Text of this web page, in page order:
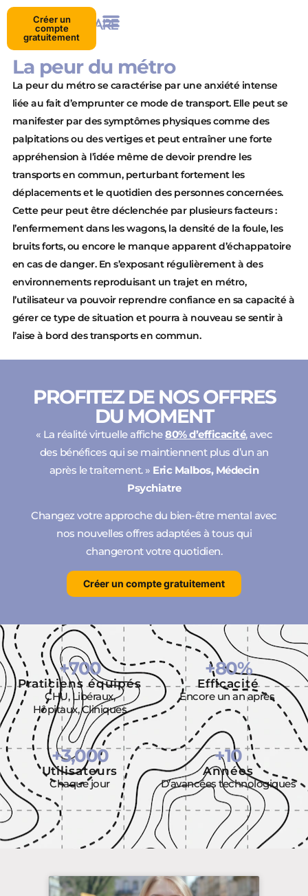
Créer un
compte
gratuitement
La peur du métro
La peur du métro se caractérise par une anxiété intense
liée au fait d’emprunter ce mode de transport. Elle peut se
manifester par des symptômes physiques comme des
palpitations ou des vertiges et peut entraîner une forte
appréhension à l’idée même de devoir prendre les
transports en commun, perturbant fortement les
déplacements et le quotidien des personnes concernées.
Cette peur peut être déclenchée par plusieurs facteurs :
l’enfermement dans les wagons, la densité de la foule, les
bruits forts, ou encore le manque apparent d’échappatoire
en cas de danger. En s’exposant régulièrement à des
environnements reproduisant un trajet en métro,
l’utilisateur va pouvoir reprendre confiance en sa capacité à
gérer ce type de situation et pourra à nouveau se sentir à
l’aise à bord des transports en commun.
PROFITEZ DE NOS OFFRES
DU MOMENT
« La réalité virtuelle affiche80% d’efficacité, avec
des bénéfices qui se maintiennent plus d’un an
après le traitement. » Eric Malbos, Médecin
Psychiatre
Changez votre approche du bien-être mental avec
nos nouvelles offres adaptées à tous qui
changeront votre quotidien.
Créer un compte gratuitement
+700
Praticiens équipés
CHU, Libéraux,
Hôpitaux, Cliniques
+80%
Efficacité
Encore un an après
+3,000
Utilisateurs
Chaque jour
+10
Années
D’avancées technologiques